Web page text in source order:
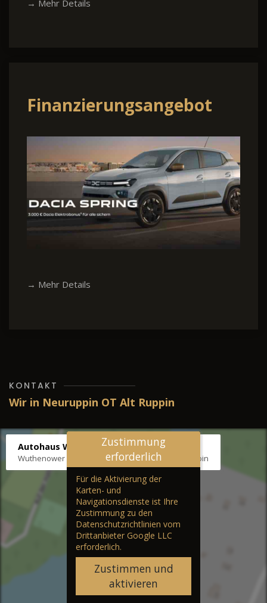
→ Mehr Details
Finanzierungsangebot
→ Mehr Details
KONTAKT
Wir in Neuruppin OT Alt Ruppin
Autohaus Wernicke
Wuthenower Str. 12b, 16827 Neuruppin OT Alt Ruppin
Zustimmung
erforderlich
Für die Aktivierung der
Karten- und
Navigationsdienste ist Ihre
Zustimmung zu den
Datenschutzrichtlinien vom
Drittanbieter Google LLC
erforderlich.
Zustimmen und
aktivieren